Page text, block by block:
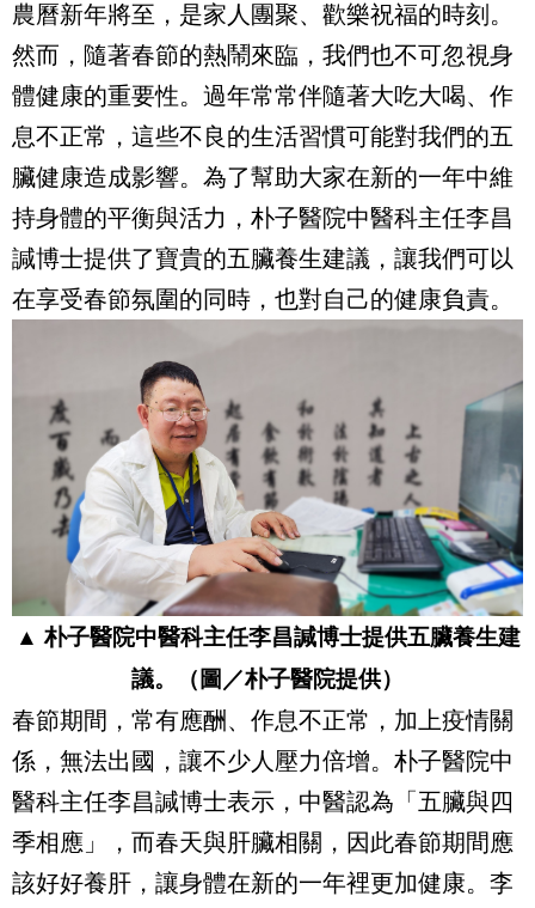
農曆新年將至，是家人團聚、歡樂祝福的時刻。
然而，隨著春節的熱鬧來臨，我們也不可忽視身
體健康的重要性。過年常常伴隨著大吃大喝、作
息不正常，這些不良的生活習慣可能對我們的五
臟健康造成影響。為了幫助大家在新的一年中維
持身體的平衡與活力，朴子醫院中醫科主任李昌
諴博士提供了寶貴的五臟養生建議，讓我們可以
在享受春節氛圍的同時，也對自己的健康負責。
▲朴子醫院中醫科主任李昌諴博士提供五臟養生建
議。
（圖／朴子醫院提供）
春節期間，常有應酬、作息不正常，加上疫情關
係，無法出國，讓不少人壓力倍增。朴子醫院中
醫科主任李昌諴博士表示，中醫認為「五臟與四
季相應」，而春天與肝臟相關，因此春節期間應
該好好養肝，讓身體在新的一年裡更加健康。李